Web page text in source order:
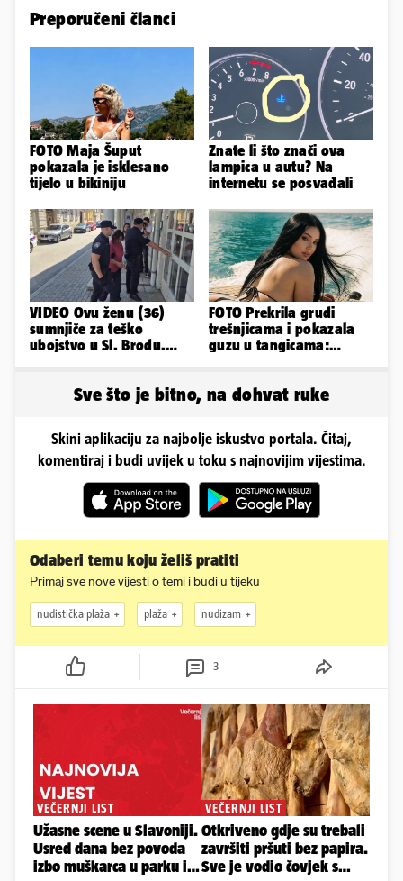
Preporučeni članci
FOTO Maja Šuput
pokazala je isklesano
tijelo u bikiniju
Znate li što znači ova
lampica u autu? Na
internetu se posvađali
VIDEO Ovu ženu (36)
sumnjiče za teško
ubojstvo u Sl. Brodu.
FOTO Prekrila grudi
trešnjicama i pokazala
guzu u tangicama:
Sve što je bitno, na dohvat ruke
Skini aplikaciju za najbolje iskustvo portala. Čitaj,
komentiraj i budi uvijek u toku s najnovijim vijestima.
Odaberi temu koju želiš pratiti
Primaj sve nove vijesti o temi i budi u tijeku
nudistička plaža plaža nudizam
3